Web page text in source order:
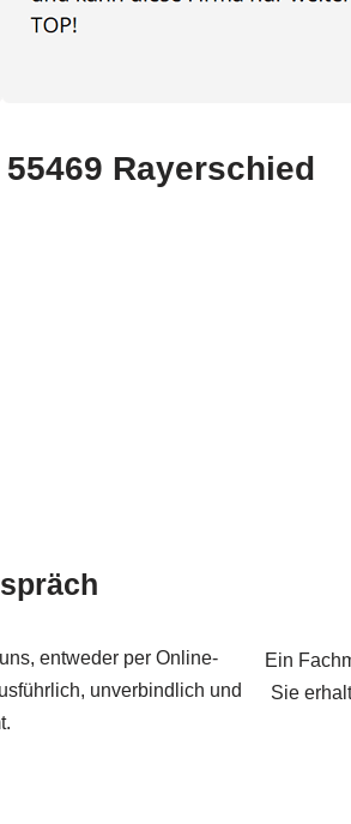
Rayerschied
entweder per Online-
unverbindlich und
Ein
Sie